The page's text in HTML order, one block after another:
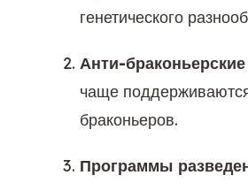
генетического
Анти-
чаще
браконьеров.
Программы